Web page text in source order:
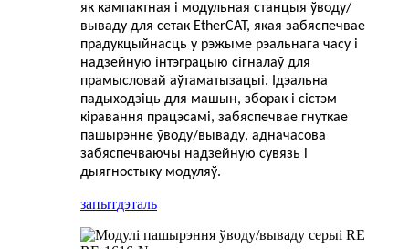
як кампактная і модульная станцыя ўводу/
вываду для сетак EtherCAT, якая забяспечвае
прадукцыйнасць у рэжыме рэальнага часу і
надзейную інтэграцыю сігналаў для
прамысловай аўтаматызацыі. Ідэальна
падыходзіць для машын, зборак і сістэм
кіравання працэсамі, забяспечвае гнуткае
пашырэнне ўводу/вываду, адначасова
забяспечваючы надзейную сувязь і
дыягностыку модуляў.
запытдэталь